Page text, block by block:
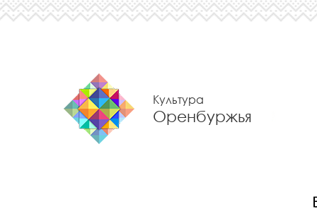
Культура
Оренбуржья